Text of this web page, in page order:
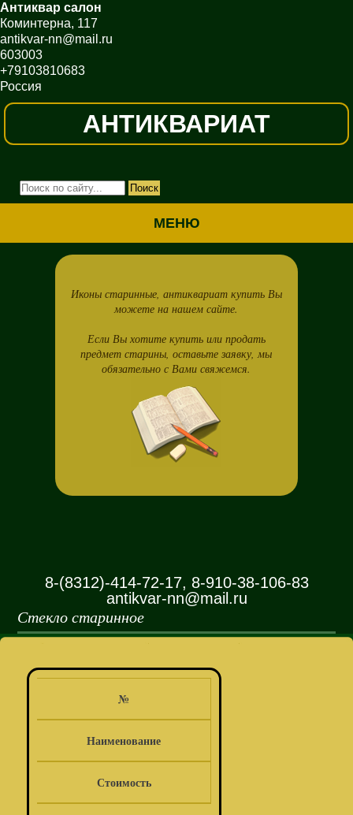
Антиквар салон
Коминтерна, 117
antikvar-nn@mail.ru
603003
+79103810683
Россия
АНТИКВАРИАТ
МЕНЮ
Иконы старинные, антиквариат купить Вы
можете на нашем сайте.
Если Вы хотите купить или продать
предмет старины, оставьте заявку, мы
обязательно с Вами свяжемся.
8-(8312)-414-72-17, 8-910-38-106-83
antikvar-nn@mail.ru
Стекло старинное
№
Наименование
Стоимость